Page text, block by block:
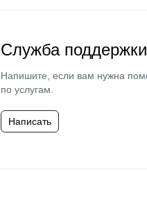
Служба поддержки
Напишите, если вам нужна
по услугам.
Написать